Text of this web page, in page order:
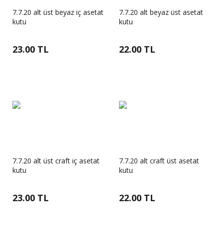
7.7.20 alt üst beyaz iç asetat
kutu
23.00 TL
7.7.20 alt beyaz üst asetat
kutu
22.00 TL
7.7.20 alt üst craft iç asetat
kutu
23.00 TL
7.7.20 alt craft üst asetat
kutu
22.00 TL